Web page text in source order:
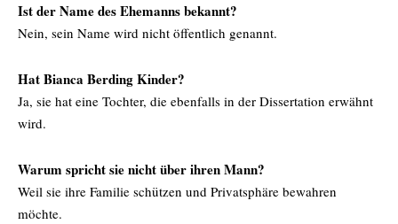
Ist der Name des Ehemanns bekannt?
Nein, sein Name wird nicht öffentlich genannt.
Hat Bianca Berding Kinder?
Ja, sie hat eine Tochter, die ebenfalls in der Dissertation erwähnt
wird.
Warum spricht sie nicht über ihren Mann?
Weil sie ihre Familie schützen und Privatsphäre bewahren
möchte.